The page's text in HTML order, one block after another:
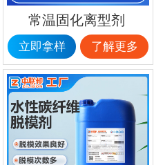
常温固化离型剂
立即拿样 了解更多